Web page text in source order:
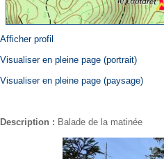
Afficher profil
Visualiser en pleine page (portrait)
Visualiser en pleine page (paysage)
Description : Balade de la matinée